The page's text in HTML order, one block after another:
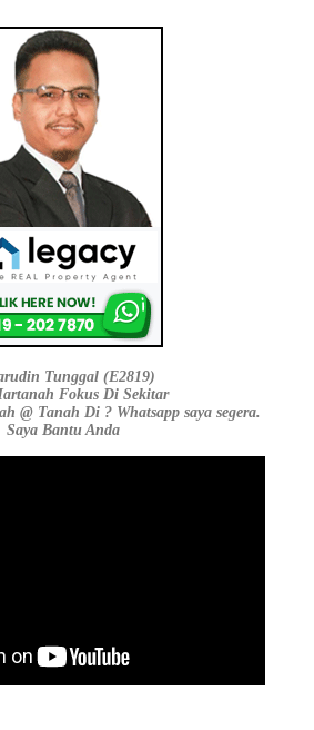
Tunggal (E2819)
Fokus Di Sekitar
@ Tanah Di ? Whatsapp saya segera.
Saya Bantu Anda